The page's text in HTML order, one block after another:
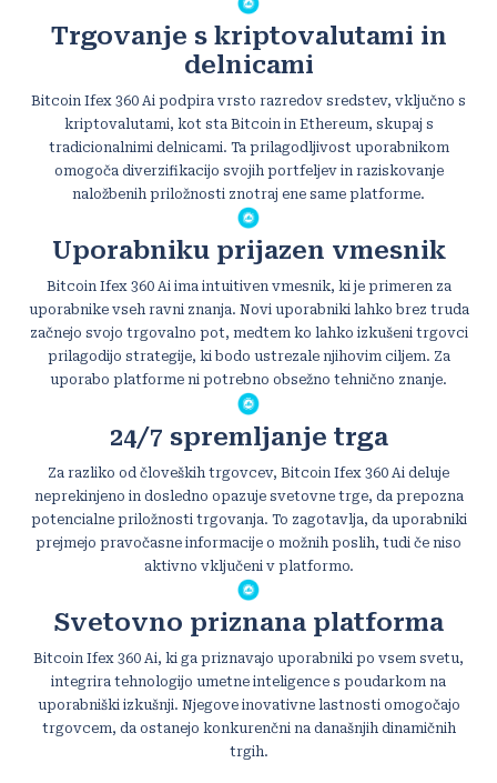
Trgovanje s kriptovalutami in
delnicami
Bitcoin Ifex 360 Ai podpira vrsto razredov sredstev, vključno s
kriptovalutami, kot sta Bitcoin in Ethereum, skupaj s
tradicionalnimi delnicami. Ta prilagodljivost uporabnikom
omogoča diverzifikacijo svojih portfeljev in raziskovanje
naložbenih priložnosti znotraj ene same platforme.
Uporabniku prijazen vmesnik
Bitcoin Ifex 360 Ai ima intuitiven vmesnik, ki je primeren za
uporabnike vseh ravni znanja. Novi uporabniki lahko brez truda
začnejo svojo trgovalno pot, medtem ko lahko izkušeni trgovci
prilagodijo strategije, ki bodo ustrezale njihovim ciljem. Za
uporabo platforme ni potrebno obsežno tehnično znanje.
24/7 spremljanje trga
Za razliko od človeških trgovcev, Bitcoin Ifex 360 Ai deluje
neprekinjeno in dosledno opazuje svetovne trge, da prepozna
potencialne priložnosti trgovanja. To zagotavlja, da uporabniki
prejmejo pravočasne informacije o možnih poslih, tudi če niso
aktivno vključeni v platformo.
Svetovno priznana platforma
Bitcoin Ifex 360 Ai, ki ga priznavajo uporabniki po vsem svetu,
integrira tehnologijo umetne inteligence s poudarkom na
uporabniški izkušnji. Njegove inovativne lastnosti omogočajo
trgovcem, da ostanejo konkurenčni na današnjih dinamičnih
trgih.